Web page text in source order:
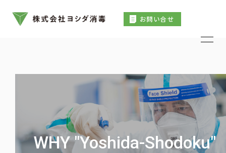
お問い合せ
投
Previous:狩猟免許（わな猟）
WHY "Yoshida-Shodoku"